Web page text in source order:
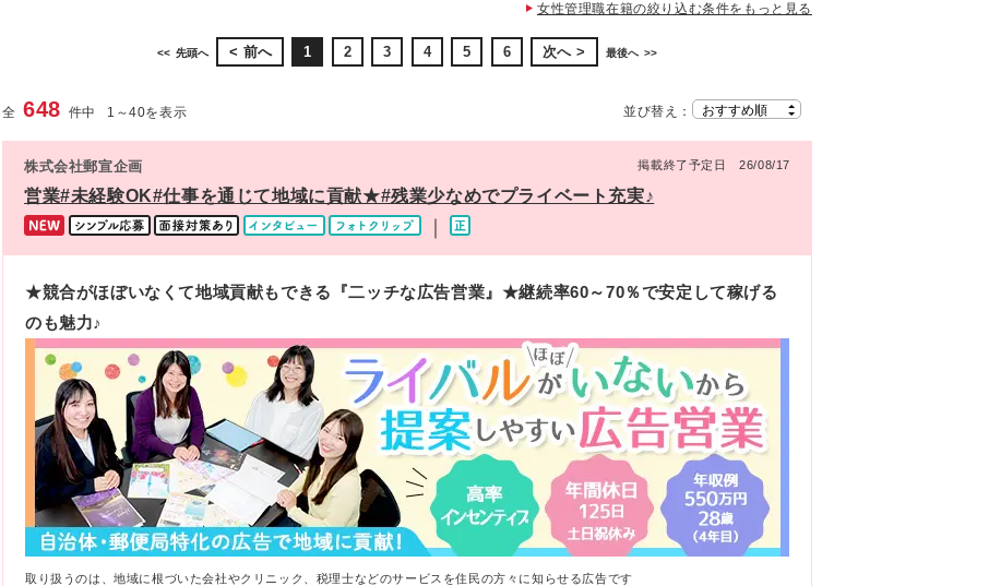
女性管理職在籍の絞り込む条件をもっと見る
先頭へ 前へ 1 2 3 4 5 6 次へ 最後へ
全648 件中 1 ～40を表示 並び替え：
株式会社郵宣企画 掲載終了予定日 26/08/17
営業#未経験OK#仕事を通じて地域に貢献★#残業少なめでプライベート充実♪
★競合がほぼいなくて地域貢献もできる『二ッチな広告営業』★継続率60～70％で安定して稼げる
のも魅力♪
取り扱うのは、地域に根づいた会社やクリニック、税理士などのサービスを住民の方々に知らせる広告です